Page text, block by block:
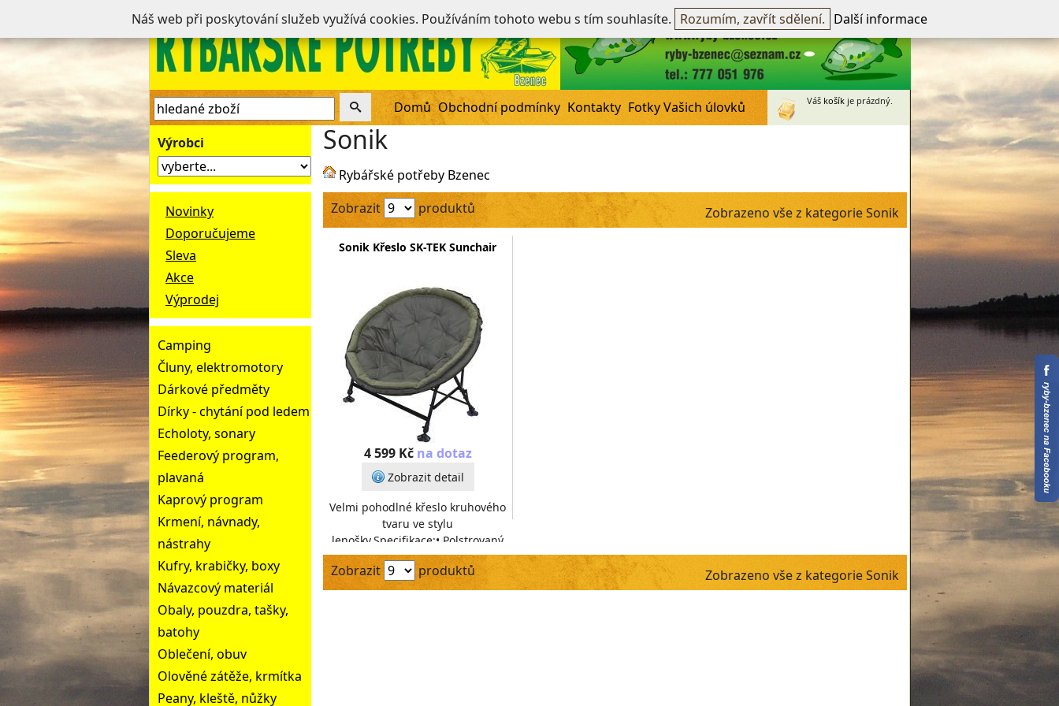
Nepřihlášen -přihlásit~Registrovat
Domů Obchodní podmínky Kontakty Fotky Vašich úlovků Váš košík je prázdný.
Výrobci
Novinky
Doporučujeme
Sleva
Akce
Výprodej
Camping
Čluny, elektromotory
Dárkové předměty
Dírky - chytání pod ledem
Echoloty, sonary
Feederový program,
plavaná
Kaprový program
Krmení, návnady,
nástrahy
Kufry, krabičky, boxy
Návazcový materiál
Obaly, pouzdra, tašky,
batohy
Oblečení, obuv
Olověné zátěže, krmítka
Peany, kleště, nůžky
Sonik
Rybářské potřeby Bzenec
Zobrazit
produktů Zobrazeno vše z kategorie Sonik
Sonik Křeslo SK-TEK Sunchair
4 599 Kč na dotaz
Zobrazit detail
Velmi pohodlné křeslo kruhového
tvaru ve stylu
lenošky.Specifikace:• Polstrovaný
fleecový okraj• Nastavitelné nohy
umožňují nižší nebo vyšší
Zobrazit produktů Zobrazeno vše z kategorie Sonik
Náš web při poskytování služeb využívá cookies. Používáním tohoto webu s tím souhlasíte. Rozumím, zavřít sdělení. Další informace